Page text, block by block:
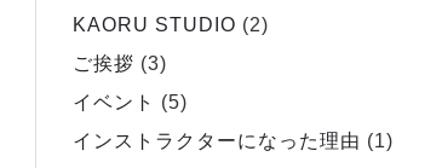
KAORU STUDIO (2)
ご挨拶 (3)
イベント
(5)
インストラクターになった理由 (1)